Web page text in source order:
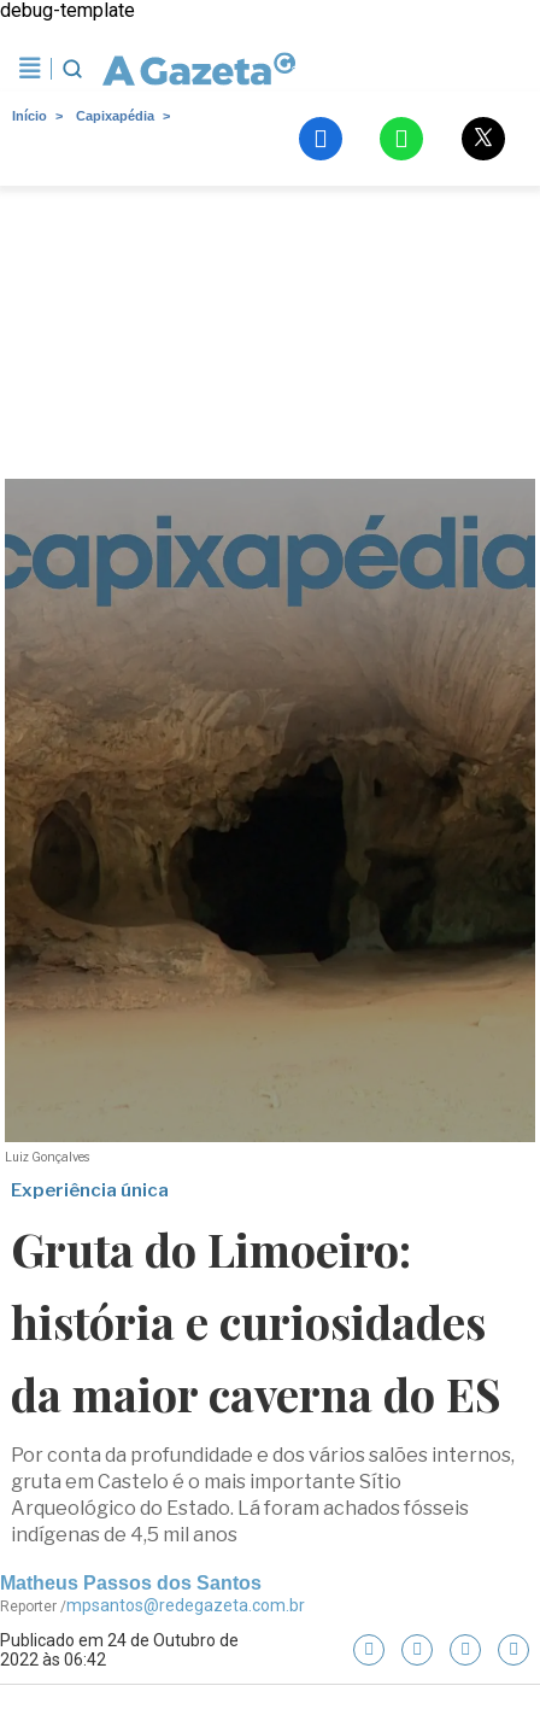
debug-template
Início Capixapédia
Luiz Gonçalves
Experiência única
Gruta do Limoeiro:
história e curiosidades
da maior caverna do ES
Por conta da profundidade e dos vários salões internos,
gruta em Castelo é o mais importante Sítio
Arqueológico do Estado. Lá foram achados fósseis
indígenas de 4,5 mil anos
Matheus Passos dos Santos
Reporter /mpsantos@redegazeta.com.br
Publicado em 24 de Outubro de
2022 às 06:42